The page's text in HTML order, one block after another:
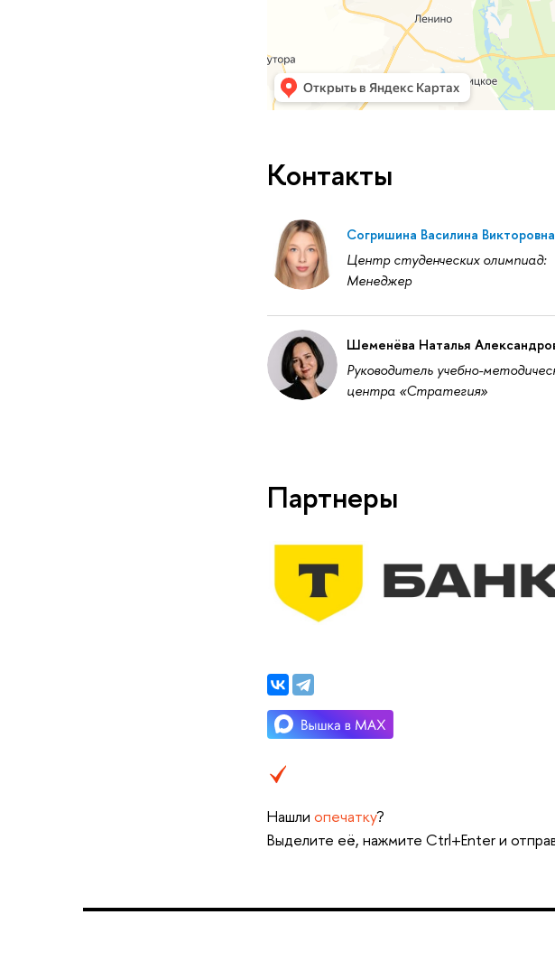
Контакты
Согришина Василина Викторовна
Центр студенческих олимпиад:
Менеджер
Шеменёва Наталья
Руководитель учебно-
центра «Стратегия»
Партнеры
Нашли опечатку?
Выделите её, нажмите Ctrl+Enter и